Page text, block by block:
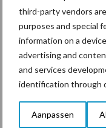
third-party vendors
purposes and special
information on a
advertising and
and services
identification through
Aanpassen
breedte- en
gekende systemen
windcorrectie zijn met
resulteert in een zeer